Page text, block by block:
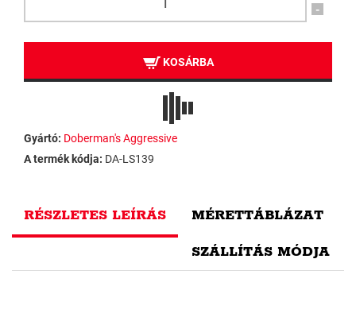
-
KOSÁRBA
Gyártó: Doberman's Aggressive
A termék kódja: DA-LS139
RÉSZLETES LEÍRÁS MÉRETTÁBLÁZAT
SZÁLLÍTÁS MÓDJA